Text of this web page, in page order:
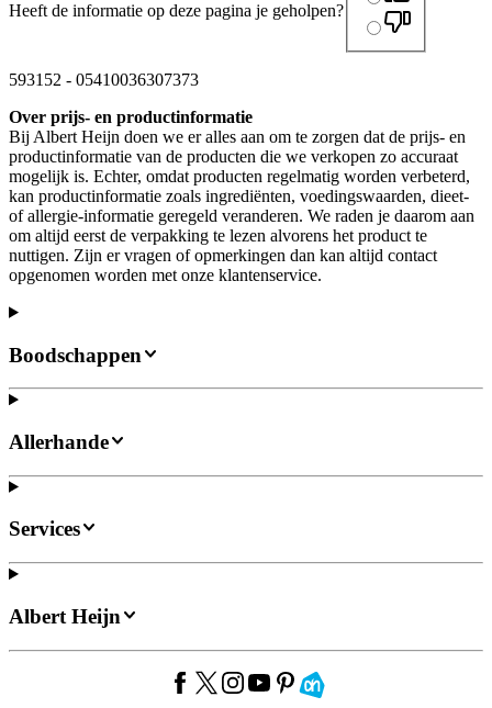
Heeft de informatie op deze pagina je geholpen?
593152 - 05410036307373
Over prijs- en productinformatie
Bij Albert Heijn doen we er alles aan om te zorgen dat de prijs- en
productinformatie van de producten die we verkopen zo accuraat
mogelijk is. Echter, omdat producten regelmatig worden verbeterd,
kan productinformatie zoals ingrediënten, voedingswaarden, dieet-
of allergie-informatie geregeld veranderen. We raden je daarom aan
om altijd eerst de verpakking te lezen alvorens het product te
nuttigen. Zijn er vragen of opmerkingen dan kan altijd contact
opgenomen worden met onze klantenservice.
Boodschappen
Allerhande
Services
Albert Heijn